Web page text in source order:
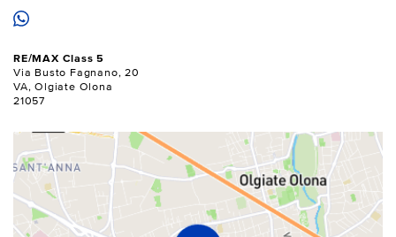
RE/MAX Class 5
Via Busto Fagnano, 20
VA, Olgiate Olona
21057